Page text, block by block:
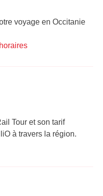
voyage en Occitanie
Tour et son tarif
à travers la région.